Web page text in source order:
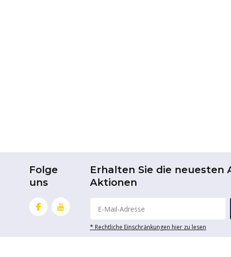
Folge
uns
Erhalten Sie die neuesten
Aktionen
* Rechtliche Einschränkungen hier zu lesen